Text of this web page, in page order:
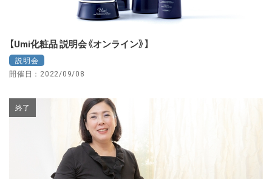
【Umi化粧品 説明会《オンライン》】
説明会
開催日：2022/09/08
終了